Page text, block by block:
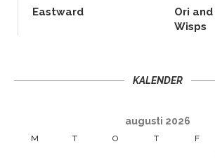
Eastward
Ori
Wisps
KALENDER
augusti 2026
M T O T F